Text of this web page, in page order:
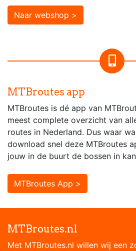
Naar webshop >
MTBroutes app
MTBroutes is dé app van
meest complete overzicht van
routes in Nederland. Dus waar
download snel deze MTBroutes
jouw in de buurt de bossen in
MTBroutes App >
MTBroutes.nl
Met MTBroutes.nl willen wij een